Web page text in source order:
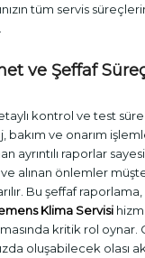
tüm servis
ve Şeffaf
kontrol ve test
bakım ve onarım
ayrıntılı raporlar
ve alınan önlemler
Bu şeffaf raporlama,
Klima Servisi
kritik rol oynar.
oluşabilecek olası